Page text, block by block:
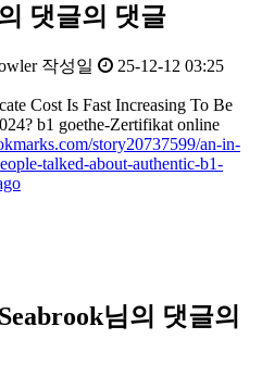
댓글의 댓글
작성일 25-12-12 03:25
Cost Is Fast Increasing To Be
b1 goethe-Zertifikat online
story20737599/an-in-
talked-about-authentic-b1-
님의 댓글의